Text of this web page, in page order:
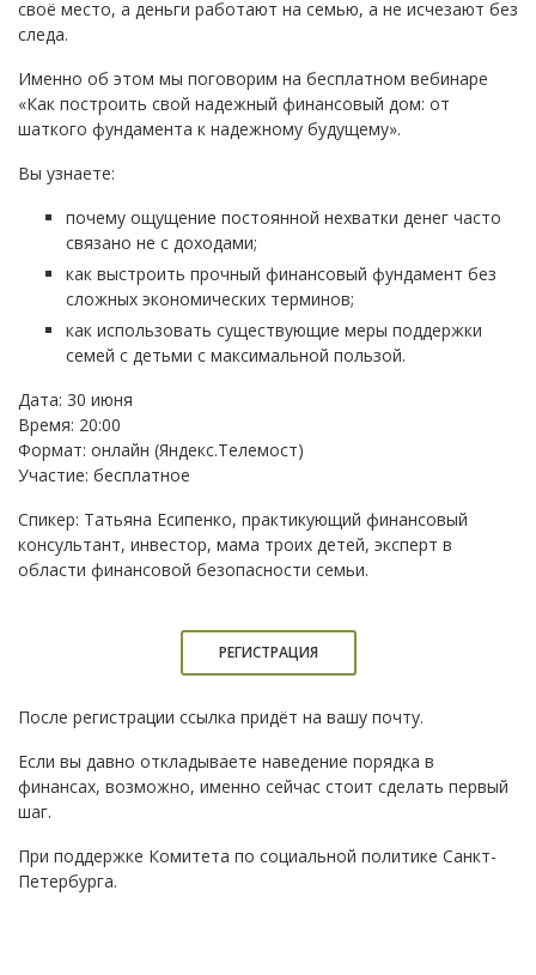
своё место, а деньги работают на семью, а не исчезают без
следа.
Именно об этом мы поговорим на бесплатном вебинаре
«Как построить свой надежный финансовый дом: от
шаткого фундамента к надежному будущему».
Вы узнаете:
почему ощущение постоянной нехватки денег часто
связано не с доходами;
как выстроить прочный финансовый фундамент без
сложных экономических терминов;
как использовать существующие меры поддержки
семей с детьми с максимальной пользой.
Дата: 30 июня
Время: 20:00
Формат: онлайн (Яндекс.Телемост)
Участие: бесплатное
Спикер: Татьяна Есипенко, практикующий финансовый
консультант, инвестор, мама троих детей, эксперт в
области финансовой безопасности семьи.
РЕГИСТРАЦИЯ
После регистрации ссылка придёт на вашу почту.
Если вы давно откладываете наведение порядка в
финансах, возможно, именно сейчас стоит сделать первый
шаг.
При поддержке Комитета по социальной политике Санкт-
Петербурга.